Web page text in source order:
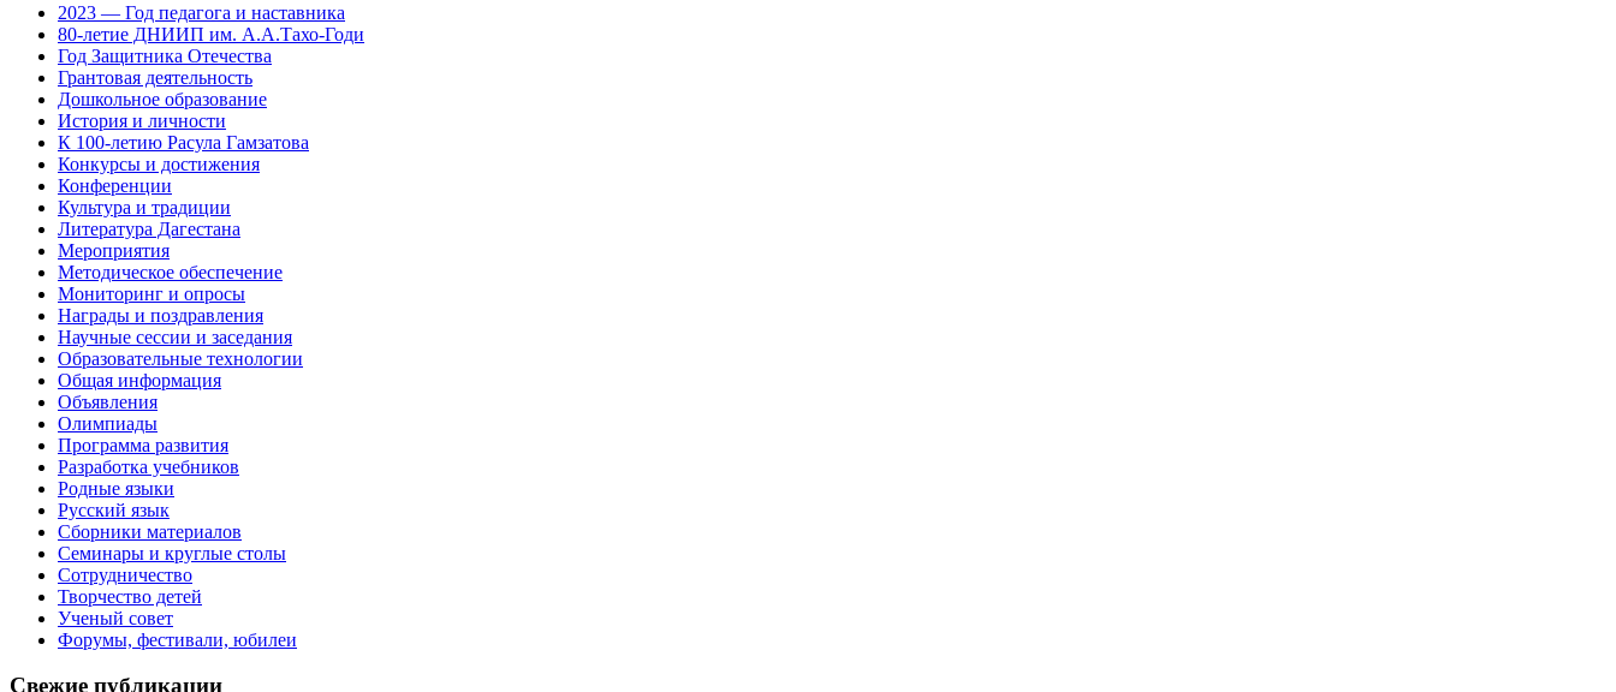
2023 — Год педагога и наставника
80-летие ДНИИП им. А.А.Тахо-Годи
Год Защитника Отечества
Грантовая деятельность
Дошкольное образование
История и личности
К 100-летию Расула Гамзатова
Конкурсы и достижения
Конференции
Культура и традиции
Литература Дагестана
Мероприятия
Методическое обеспечение
Мониторинг и опросы
Награды и поздравления
Научные сессии и заседания
Образовательные технологии
Общая информация
Объявления
Олимпиады
Программа развития
Разработка учебников
Родные языки
Русский язык
Сборники материалов
Семинары и круглые столы
Сотрудничество
Творчество детей
Ученый совет
Форумы, фестивали, юбилеи
Свежие публикации